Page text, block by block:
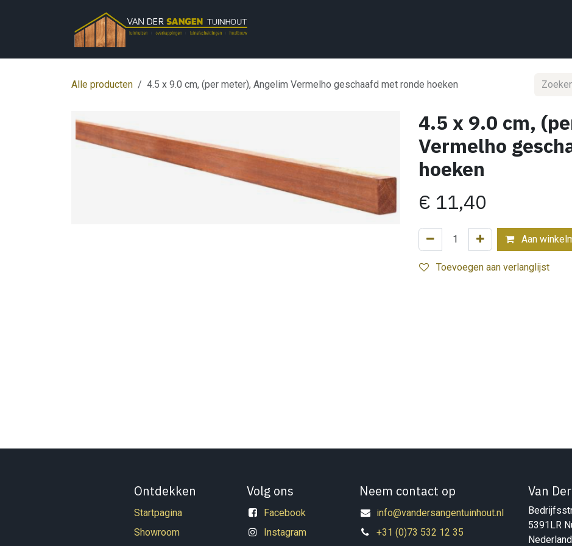
Alle producten 4.5 x 9.0 cm, (per meter), Angelim Vermelho geschaafd met ronde hoeken
4.5 x 9.0 cm,
Vermelho
hoeken
€ 11,40
Aan
Toevoegen aan verlanglijst
Ontdekken
Startpagina
Showroom
Volg ons
Facebook
Instagram
Neem contact op
info@vandersangentuinhout.nl
+31 (0)73 532 12 35
Van
5391LR
Nederland